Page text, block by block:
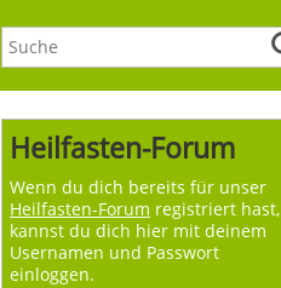
Heilfasten-Forum
Wenn du dich bereits für unser
Heilfasten-Forum registriert hast,
kannst du dich hier mit deinem
Usernamen und Passwort
einloggen.